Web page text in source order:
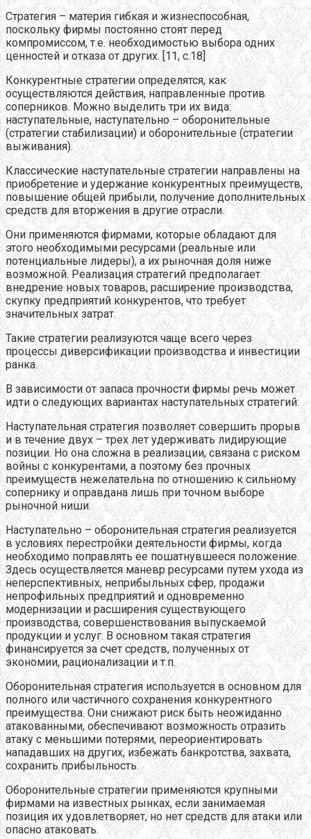
Стратегия – материя гибкая и жизнеспособная,
поскольку фирмы постоянно стоят перед
компромиссом, т.е. необходимостью выбора одних
ценностей и отказа от других. [11, с.18]
Конкурентные стратегии определятся, как
осуществляются действия, направленные против
соперников. Можно выделить три их вида:
наступательные, наступательно – оборонительные
(стратегии стабилизации) и оборонительные (стратегии
выживания).
Классические наступательные стратегии направлены на
приобретение и удержание конкурентных преимуществ,
повышение общей прибыли, получение дополнительных
средств для вторжения в другие отрасли.
Они применяются фирмами, которые обладают для
этого необходимыми ресурсами (реальные или
потенциальные лидеры), а их рыночная доля ниже
возможной. Реализация стратегий предполагает
внедрение новых товаров, расширение производства,
скупку предприятий конкурентов, что требует
значительных затрат.
Такие стратегии реализуются чаще всего через
процессы диверсификации производства и инвестиции
ранка.
В зависимости от запаса прочности фирмы речь может
идти о следующих вариантах наступательных стратегий:
Наступательная стратегия позволяет совершить прорыв
и в течение двух – трех лет удерживать лидирующие
позиции. Но она сложна в реализации, связана с риском
войны с конкурентами, а поэтому без прочных
преимуществ нежелательна по отношению к сильному
сопернику и оправдана лишь при точном выборе
рыночной ниши.
Наступательно – оборонительная стратегия реализуется
в условиях перестройки деятельности фирмы, когда
необходимо поправлять ее пошатнувшееся положение.
Здесь осуществляется маневр ресурсами путем ухода из
неперспективных, неприбыльных сфер, продажи
непрофильных предприятий и одновременно
модернизации и расширения существующего
производства, совершенствования выпускаемой
продукции и услуг. В основном такая стратегия
финансируется за счет средств, полученных от
экономии, рационализации и т.п.
Оборонительная стратегия используется в основном для
полного или частичного сохранения конкурентного
преимущества. Они снижают риск быть неожиданно
атакованными, обеспечивают возможность отразить
атаку с меньшими потерями, переориентировать
нападавших на других, избежать банкротства, захвата,
сохранить прибыльность.
Оборонительные стратегии применяются крупными
фирмами на известных рынках, если занимаемая
позиция их удовлетворяет, но нет средств для атаки или
опасно атаковать.